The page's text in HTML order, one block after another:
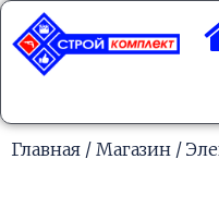
Перейти
содержимому
Главная / Магазин /